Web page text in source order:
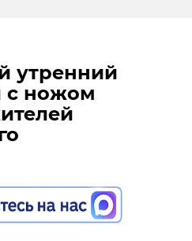
утренний
с ножом